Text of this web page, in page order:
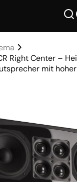
Right Center –
mit